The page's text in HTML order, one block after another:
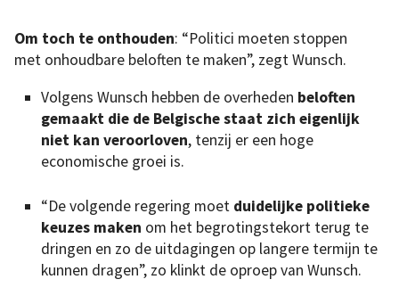
Om toch te onthouden: “Politici moeten stoppen
met onhoudbare beloften te maken”, zegt Wunsch.
Volgens Wunsch hebben de overheden beloften
gemaakt die de Belgische staat zich eigenlijk
niet kan veroorloven, tenzij er een hoge
economische groei is.
“De volgende regering moet duidelijke politieke
keuzes maken om het begrotingstekort terug te
dringen en zo de uitdagingen op langere termijn te
kunnen dragen”, zo klinkt de oproep van Wunsch.